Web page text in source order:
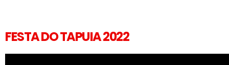
FESTA DO TAPUIA 2022